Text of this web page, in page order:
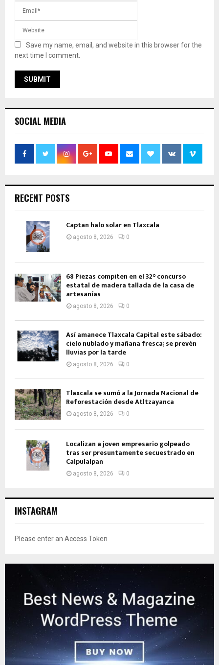
Save my name, email, and website in this browser for the
next time I comment.
SOCIAL MEDIA
RECENT POSTS
Captan halo solar en Tlaxcala
agosto 8, 2026 0
68 Piezas compiten en el 32° concurso
estatal de madera tallada de la casa de
artesanías
agosto 8, 2026 0
Así amanece Tlaxcala Capital este sábado:
cielo nublado y mañana fresca; se prevén
lluvias por la tarde
agosto 8, 2026 0
Tlaxcala se sumó a la Jornada Nacional de
Reforestación desde Atltzayanca
agosto 8, 2026 0
Localizan a joven empresario golpeado
tras ser presuntamente secuestrado en
Calpulalpan
agosto 8, 2026 0
INSTAGRAM
Please enter an Access Token